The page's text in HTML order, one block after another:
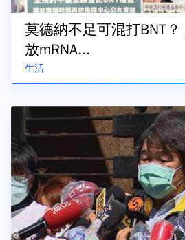
生活
莫德納不足可混打BNT
放mRNA...